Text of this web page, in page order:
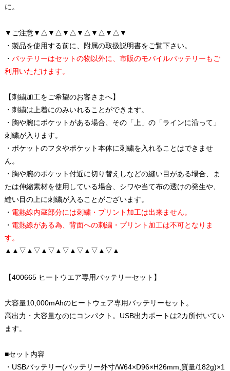
に。
▼ご注意▼△▼△▼△▼△▼△▼△▼
・製品を使用する前に、附属の取扱説明書をご覧下さい。
・ バッテリーはセットの物以外に、市販のモバイルバッテリーもご
利用いただけます。
【刺繍加工をご希望のお客さまへ】
・刺繍は上着にのみいれることができます。
・胸や腕にポケットがある場合、その「上」の「ラインに沿って」
刺繍が入ります。
・ポケットのフタやポケット本体に刺繍を入れることはできませ
ん。
・胸や腕のポケット付近に切り替えしなどの縫い目がある場合、ま
たは伸縮素材を使用している場合、シワや当て布の透けの発生や、
縫い目の上に刺繍が入ることがございます。
・ 電熱線内蔵部分には刺繍・プリント加工は出来ません。
・ 電熱線がある為、背面への刺繍・プリント加工は不可となりま
す。
▲▲▽▲▽▲▽▲▽▲▽▲▽▲▽▲
【400665 ヒートウエア専用バッテリーセット】
大容量10,000mAhのヒートウェア専用バッテリーセット。
高出力・大容量なのにコンパクト。USB出力ポートは2カ所付いてい
ます。
■セット内容
・USBバッテリー(バッテリー外寸/W64×D96×H26mm,質量/182g)×1